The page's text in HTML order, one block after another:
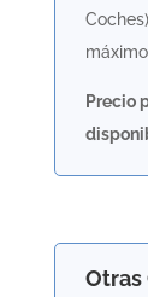
Precio
Otras